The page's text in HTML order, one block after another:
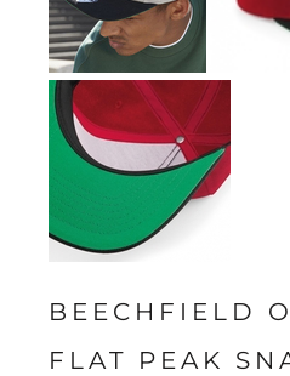
BEECHFIELD
FLAT PEAK